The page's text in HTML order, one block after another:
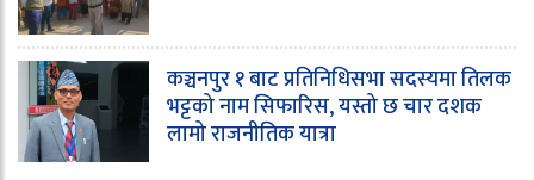
कञ्चनपुर १ बाट प्रतिनिधिसभा सदस्यमा तिलक
भट्टको नाम सिफारिस, यस्तो छ चार दशक
लामो राजनीतिक यात्रा